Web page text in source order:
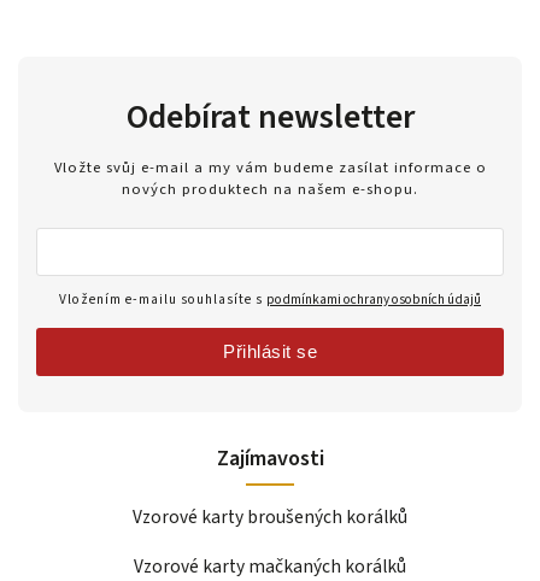
Zajímavosti
Vzorové karty broušených korálků
Vzorové karty mačkaných korálků
Odebírat newsletter
Vložte svůj e-mail a my vám budeme zasílat informace o
nových produktech na našem e-shopu.
Vložením e-mailu souhlasíte s podmínkami ochrany osobních údajů
Přihlásit se